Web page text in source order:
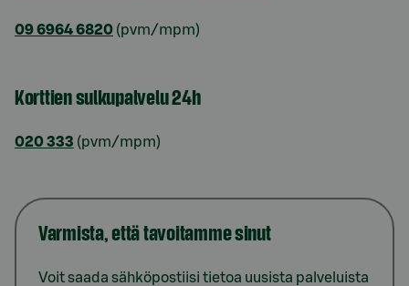
09 6964 6820 (pvm/mpm)
Korttien sulkupalvelu 24h
020 333 (pvm/mpm)
Varmista, että tavoitamme sinut
Voit saada sähköpostiisi tietoa uusista palveluista